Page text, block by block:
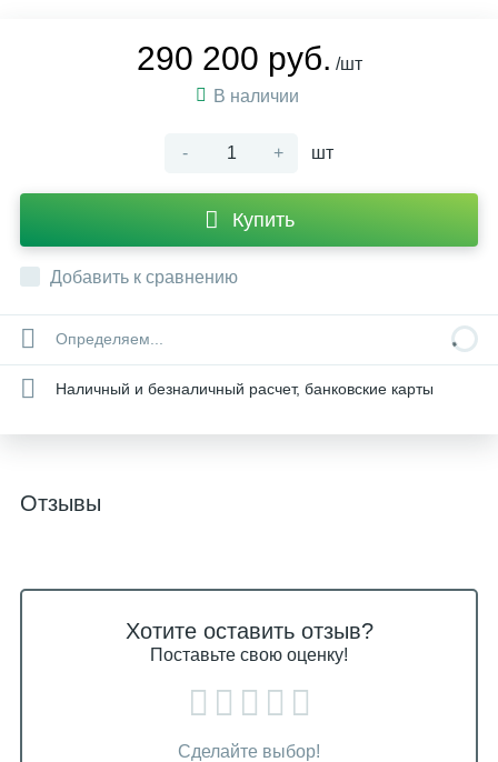
290 200 руб. /шт
В наличии
- + шт
Купить
Добавить к сравнению
Определяем...
Наличный и безналичный расчет, банковские карты
Отзывы
Хотите оставить отзыв?
Поставьте свою оценку!
Сделайте выбор!